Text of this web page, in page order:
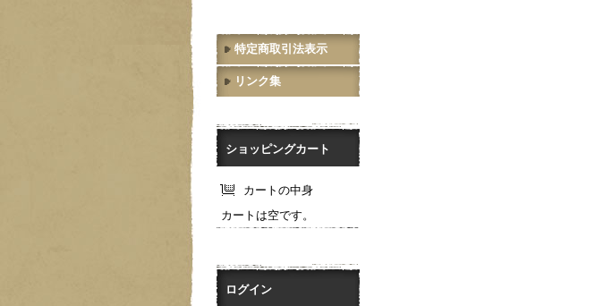
特定商取引法表示
リンク集
ショッピングカート
カートの中身
カートは空です。
ログイン